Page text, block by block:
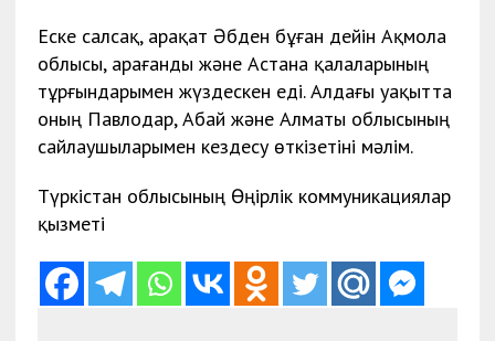
Еске салсақ, Қарақат Әбден бұған дейін Ақмола
облысы, Қарағанды және Астана қалаларының
тұрғындарымен жүздескен еді. Алдағы уақытта
оның Павлодар, Абай және Алматы облысының
сайлаушыларымен кездесу өткізетіні мәлім.
Түркістан облысының Өңірлік коммуникациялар
қызметі